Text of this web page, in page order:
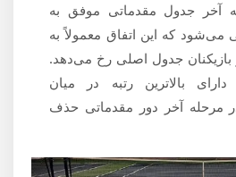
آخر جدول مقدماتی موفق به
که این اتفاق معمولاً به
جدول اصلی رخ می‌دهد.
بالاترین رتبه در میان
مرحله آخر دور مقدماتی حذف